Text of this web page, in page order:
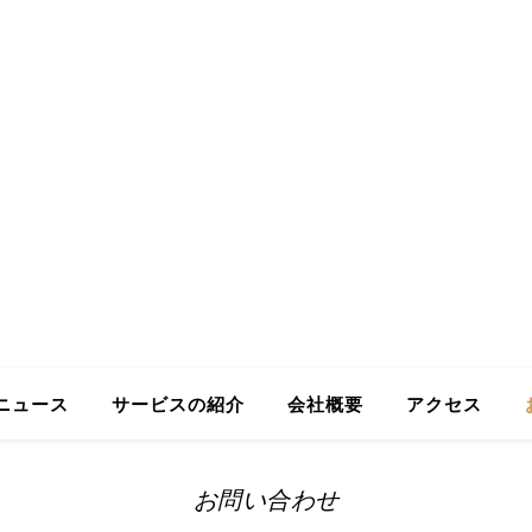
ュース サービスの紹介 会社概要 アクセス
お問い合わせ